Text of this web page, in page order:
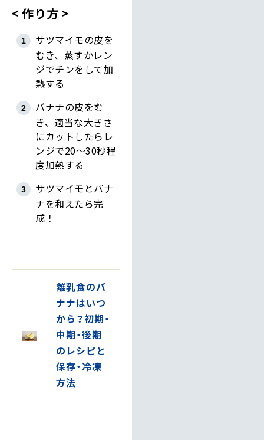
作り方
サツマイモの皮を
むき、蒸すかレン
ジでチンをして加
熱する
バナナの皮をむ
き、適当な大きさ
にカットしたらレ
ンジで20～30秒程
度加熱する
サツマイモとバナ
ナを和えたら完
成！
離乳食のバ
ナナはいつ
から？初期・
中期・後期
のレシピと
保存・冷凍
方法